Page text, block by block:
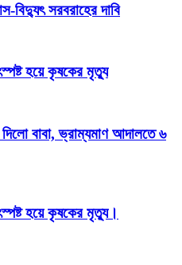
বিদ্যুৎ সরবরাহের দাবি
হয়ে কৃষকের মৃত্যু
বাবা, ভ্রাম্যমাণ আদালতে ৬
হয়ে কৃষকের মৃত্যু।